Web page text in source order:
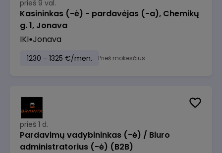
prieš 9 val.
Kasininkas (-ė) - pardavėjas (-a), Chemikų
g. 1, Jonava
IKI Jonava
1230 - 1325 €/mėn. Prieš mokesčius
prieš 1 d.
Pardavimų vadybininkas (-ė) / Biuro
administratorius (-ė) (B2B)